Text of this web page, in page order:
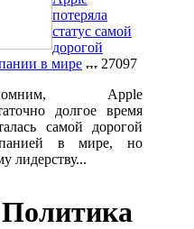
потеряла
статус самой
дорогой
в мире
27097
Apple
долгое время
самой дорогой
в мире, но
лидерству...
Политика